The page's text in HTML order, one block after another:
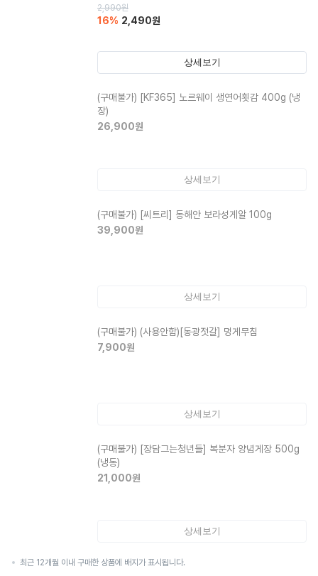
2,990원
16% 2,490원
상세보기
(구매불가) [KF365] 노르웨이 생연어횟감 400g (냉
장)
26,900원
상세보기
(구매불가) [씨트리] 동해안 보라성게알 100g
39,900원
상세보기
(구매불가) (사용안함)[동광젓갈] 멍게무침
7,900원
상세보기
(구매불가) [장담그는청년들] 복분자 양념게장 500g
(냉동)
21,000원
상세보기
최근 12개월 이내 구매한 상품에 배지가 표시됩니다.